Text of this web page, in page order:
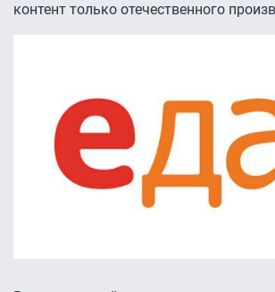
контент только отечественного